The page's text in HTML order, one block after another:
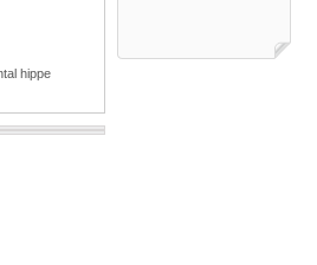
hippe